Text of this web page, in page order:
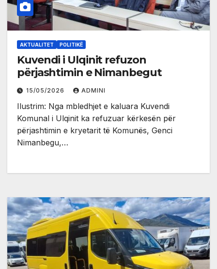
AKTUALITET POLITIKË
Kuvendi i Ulqinit refuzon
përjashtimin e Nimanbegut
15/05/2026 ADMINI
Ilustrim: Nga mbledhjet e kaluara Kuvendi
Komunal i Ulqinit ka refuzuar kërkesën për
përjashtimin e kryetarit të Komunës, Genci
Nimanbegu,…